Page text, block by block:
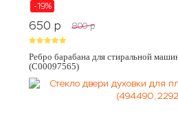
-19%
650 p 800 p
Ребро барабана для стиральной
(C00097565)